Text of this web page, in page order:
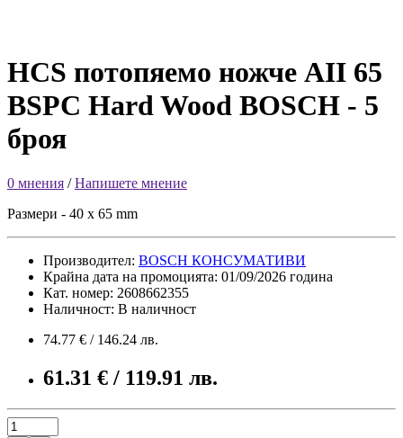
HCS потопяемо ножче AII 65
BSPC Hard Wood BOSCH - 5
броя
0 мнения /Напишете мнение
Размери - 40 x 65 mm
Производител: BOSCH КОНСУМАТИВИ
Крайна дата на промоцията: 01/09/2026 година
Кат. номер: 2608662355
Наличност: В наличност
74.77 € / 146.24 лв.
61.31 € / 119.91 лв.